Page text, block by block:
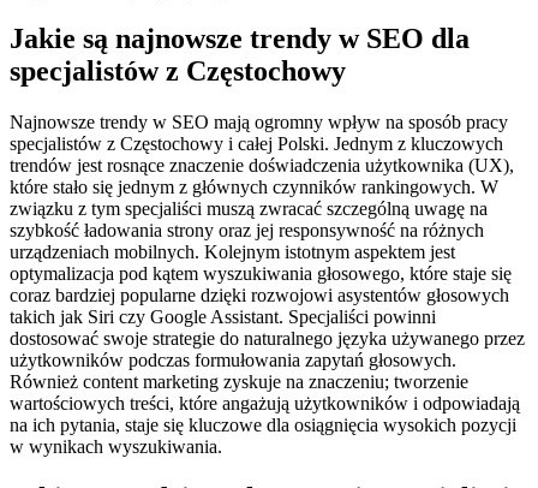
Jakie są najnowsze trendy w SEO dla
specjalistów z Częstochowy
Najnowsze trendy w SEO mają ogromny wpływ na sposób pracy
specjalistów z Częstochowy i całej Polski. Jednym z kluczowych
trendów jest rosnące znaczenie doświadczenia użytkownika (UX),
które stało się jednym z głównych czynników rankingowych. W
związku z tym specjaliści muszą zwracać szczególną uwagę na
szybkość ładowania strony oraz jej responsywność na różnych
urządzeniach mobilnych. Kolejnym istotnym aspektem jest
optymalizacja pod kątem wyszukiwania głosowego, które staje się
coraz bardziej popularne dzięki rozwojowi asystentów głosowych
takich jak Siri czy Google Assistant. Specjaliści powinni
dostosować swoje strategie do naturalnego języka używanego przez
użytkowników podczas formułowania zapytań głosowych.
Również content marketing zyskuje na znaczeniu; tworzenie
wartościowych treści, które angażują użytkowników i odpowiadają
na ich pytania, staje się kluczowe dla osiągnięcia wysokich pozycji
w wynikach wyszukiwania.